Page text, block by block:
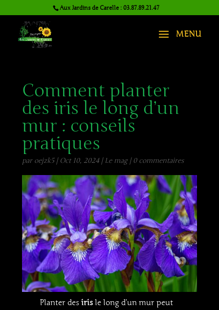
Aux Jardins de Carelle : 03.87.89.21.47
Comment planter
des iris le long d’un
mur : conseils
pratiques
par oejzk5| Oct 10, 2024| Le mag|0 commentaires
Planter des irisle long d’un mur peut